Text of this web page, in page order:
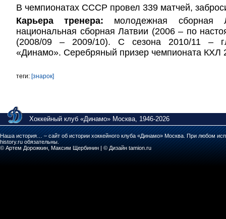
В чемпионатах СССР провел 339 матчей,
Карьера тренера: молодежная сборная
национальная сборная Латвии (2006 – по
(2008/09 – 2009/10). С сезона 2010/11 –
«Динамо». Серебряный призер чемпионата КХЛ
теги: [знарок]
Хоккейный клуб «Динамо» Москва, 1946-2026
Наша история… – сайт об истории хоккейного клуба «Динамо» Москва. При любом
history.ru обязательны.
© Артем Дорожкин, Максим Щербинин | © Дизайн tamion.ru